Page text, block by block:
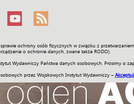
ochrony osób fizycznych w związku z
o ochronie danych, zwane także RODO).
Wydawniczy Państwa danych osobowych. Prosimy o
przez Wojskowych Instytut Wydawniczy –
Galerie Wideo ENGLISH